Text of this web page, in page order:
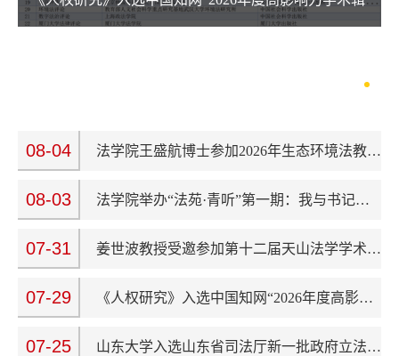
08-04 法学院王盛航博士参加2026年生态环境法教学论坛暨第二届生态环境法教学与人才培养研讨会
08-03 法学院举办“法苑·青听”第一期：我与书记的暑期下午茶
07-31 姜世波教授受邀参加第十二届天山法学学术研讨会
07-29 《人权研究》入选中国知网“2026年度高影响力学术辑刊”
07-25 山东大学入选山东省司法厅新一批政府立法研究服务基地